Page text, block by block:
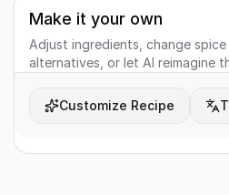
Make it your own
Adjust ingredients, change
alternatives, or let AI reimagine
Customize Recipe